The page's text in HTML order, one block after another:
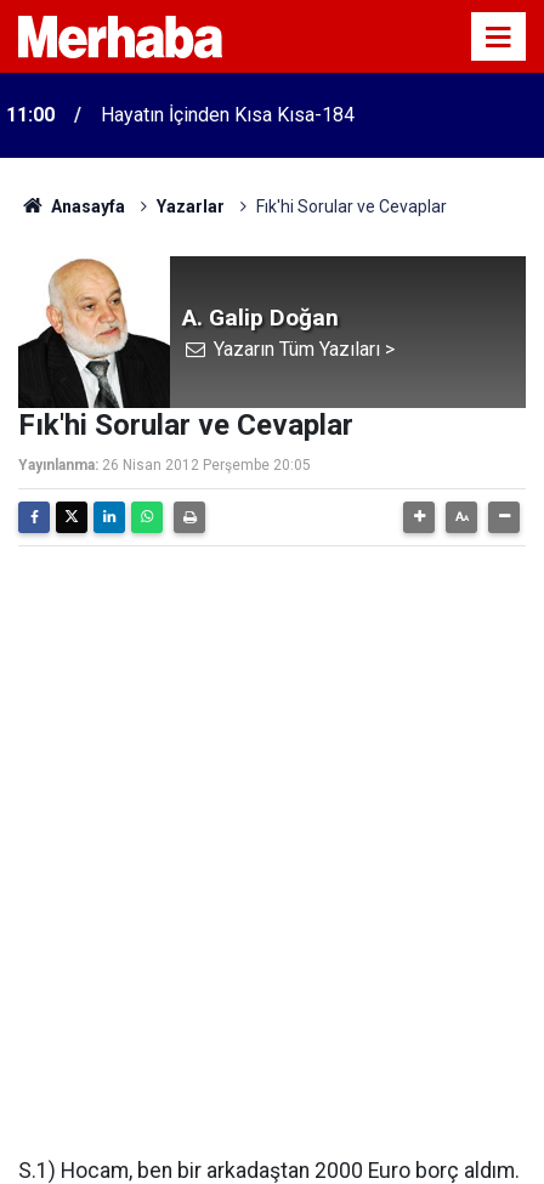
11:00 Hayatın İçinden Kısa Kısa-184
Anasayfa Yazarlar Fık'hi Sorular ve Cevaplar
A. Galip Doğan
Yazarın Tüm Yazıları >
Fık'hi Sorular ve Cevaplar
Yayınlanma: 26 Nisan 2012 Perşembe 20:05
S.1) Hocam, ben bir arkadaştan 2000 Euro borç aldım.